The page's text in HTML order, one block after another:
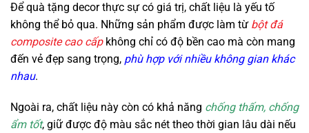
Để quà tặng decor thực sự có giá trị, chất liệu là yếu tố
không thể bỏ qua. Những sản phẩm được làm từ bột đá
composite cao cấpkhông chỉ có độ bền cao mà còn mang
đến vẻ đẹp sang trọng, phù hợp với nhiều không gian khác
nhau.
Ngoài ra, chất liệu này còn có khả năng chống thấm, chống
ẩm tốt, giữ được độ màu sắc nét theo thời gian lâu dài nếu